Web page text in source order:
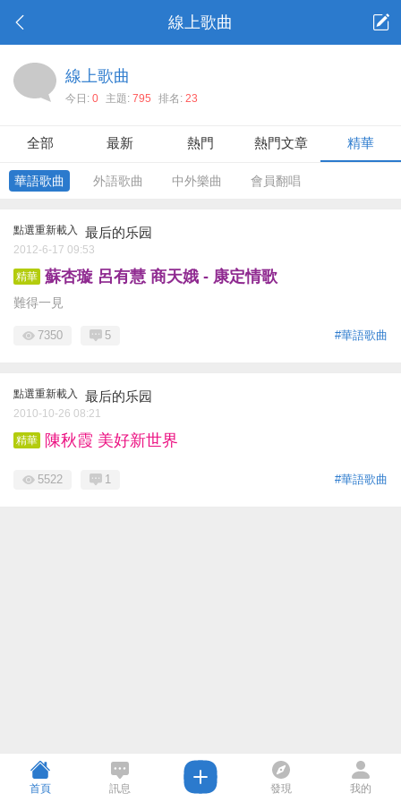
線上歌曲
線上歌曲
今日: 0 主題: 795 排名: 23
全部 最新 熱門 熱門文章 精華
華語歌曲 外語歌曲 中外樂曲 會員翻唱
點選重新載入 最后的乐园
2012-6-17 09:53
精華 蘇杏璇 呂有慧 商天娥 - 康定情歌
難得一見
#華語歌曲
7350 5
點選重新載入 最后的乐园
2010-10-26 08:21
精華 陳秋霞 美好新世界
#華語歌曲
5522 1
首頁 訊息 發現 我的